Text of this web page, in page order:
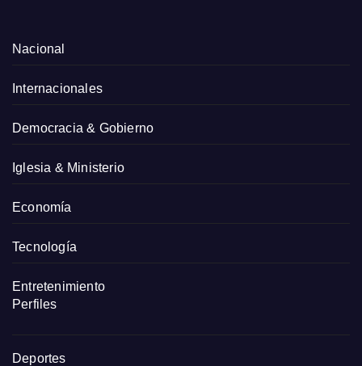
Nacional
Internacionales
Democracia & Gobierno
Iglesia & Ministerio
Economía
Tecnología
Entretenimiento
Perfiles
Deportes